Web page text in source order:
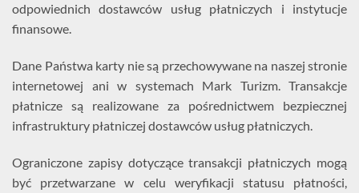
odpowiednich dostawców usług płatniczych i instytucje
finansowe.
Dane Państwa karty nie są przechowywane na naszej stronie
internetowej ani w systemach Mark Turizm. Transakcje
płatnicze są realizowane za pośrednictwem bezpiecznej
infrastruktury płatniczej dostawców usług płatniczych.
Ograniczone zapisy dotyczące transakcji płatniczych mogą
być przetwarzane w celu weryfikacji statusu płatności,